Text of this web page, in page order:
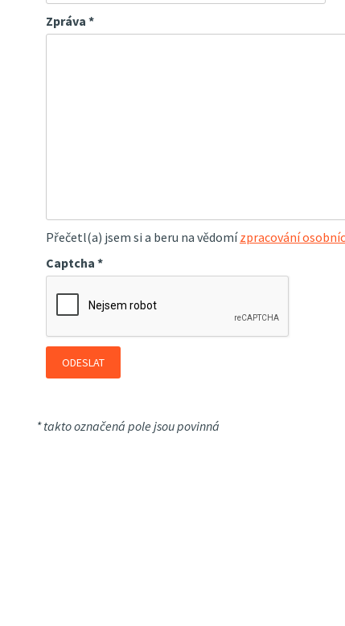
Zpráva *
Přečetl(a) jsem si a beru na vědomízpracování
Captcha *
ODESLAT
* takto označená pole jsou povinná